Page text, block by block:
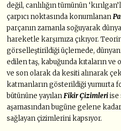
değil, canlılığın tümünün
çarpıcı noktasında konumlanan
parçanın zamanla soğuyarak
hareketle karşımıza çıkıyor.
görselleştirildiği üçlemede,
edilen taş, kabuğunda kıtaların ve
ve son olarak da kesiti alınarak
katmanların gösterildiği yumurta
bütününe yayılanFikir Çizimleriise
aşamasından bugüne gelene
sağlayan çizimlerini kapsıyor.